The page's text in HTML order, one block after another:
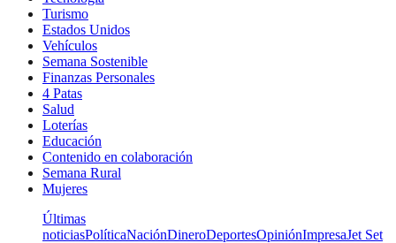
Turismo
Estados Unidos
Vehículos
Semana Sostenible
Finanzas Personales
4 Patas
Salud
Loterías
Educación
Contenido en colaboración
Semana Rural
Mujeres
Últimas
noticiasPolíticaNaciónDineroDeportesOpiniónImpresaJet Set